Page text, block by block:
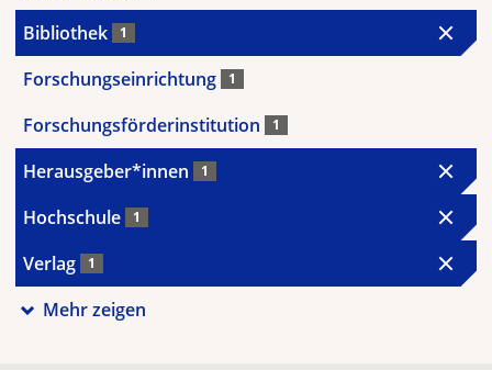
Bibliothek 1
Forschungseinrichtung 1
Forschungsförderinstitution 1
Herausgeber*innen 1
Hochschule 1
Verlag 1
Mehr zeigen